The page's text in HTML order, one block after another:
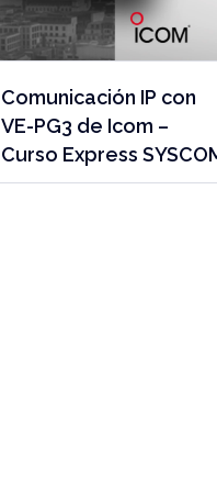
Comunicación IP con
VE-PG3 de Icom –
Curso Express